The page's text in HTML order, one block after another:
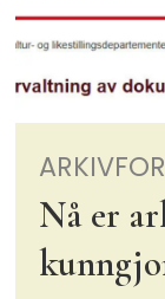
Nå er